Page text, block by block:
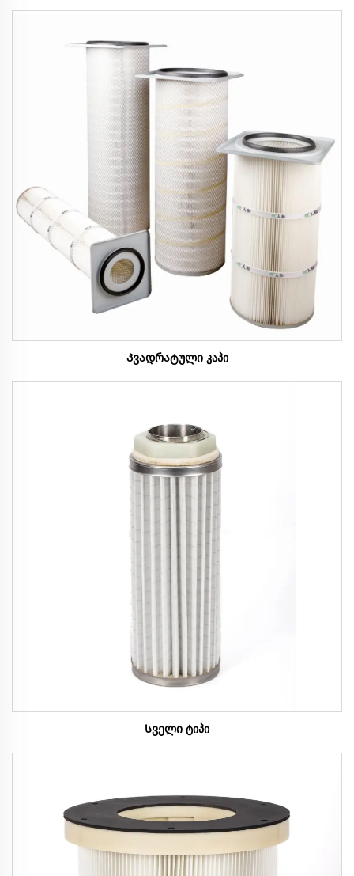
Კვადრატული კაპი
Სველი ტიპი